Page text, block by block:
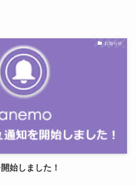
お知らせ
始しました！